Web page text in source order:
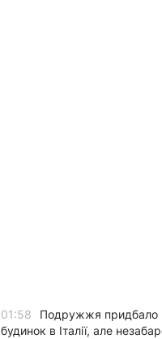
01:58
Подружжя придбало
будинок в Італії, але